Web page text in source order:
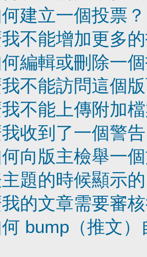
建立一個投票？
不能增加更多
編輯或刪除一
不能訪問這個
不能上傳附加
收到了一個警
向版主檢舉一
題的時候顯示
的文章需要審
bump（推文